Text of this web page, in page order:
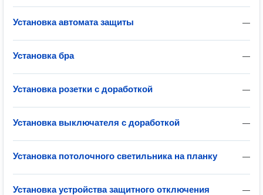
—
Установка автомата защиты
—
Установка бра
—
Установка розетки с доработкой
—
Установка выключателя с доработкой
—
Установка потолочного светильника на планку
—
Установка устройства защитного отключения